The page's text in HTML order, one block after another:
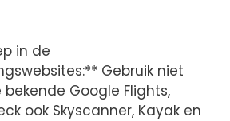
in de
Gebruik niet
Google Flights,
ook Skyscanner, Kayak en